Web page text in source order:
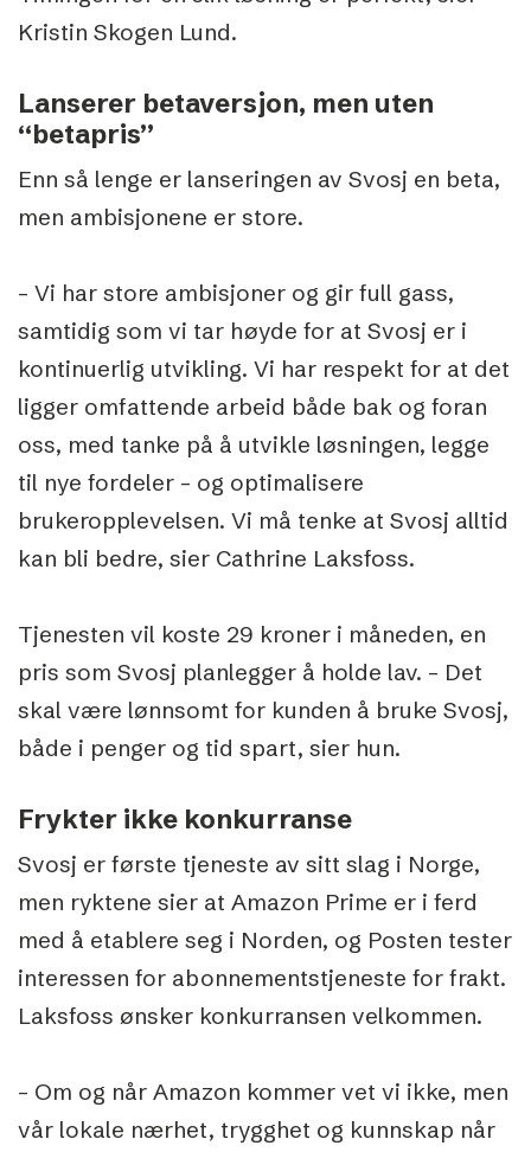
Kristin Skogen Lund.
Lanserer betaversjon, men uten
“betapris”
Enn så lenge er lanseringen av Svosj en beta,
men ambisjonene er store.
– Vi har store ambisjoner og gir full gass,
samtidig som vi tar høyde for at Svosj er i
kontinuerlig utvikling. Vi har respekt for at det
ligger omfattende arbeid både bak og foran
oss, med tanke på å utvikle løsningen, legge
til nye fordeler – og optimalisere
brukeropplevelsen. Vi må tenke at Svosj alltid
kan bli bedre, sier Cathrine Laksfoss.
Tjenesten vil koste 29 kroner i måneden, en
pris som Svosj planlegger å holde lav. – Det
skal være lønnsomt for kunden å bruke Svosj,
både i penger og tid spart, sier hun.
Frykter ikke konkurranse
Svosj er første tjeneste av sitt slag i Norge,
men ryktene sier at Amazon Prime er i ferd
med å etablere seg i Norden, og Posten tester
interessen for abonnementstjeneste for frakt.
Laksfoss ønsker konkurransen velkommen.
– Om og når Amazon kommer vet vi ikke, men
vår lokale nærhet, trygghet og kunnskap når